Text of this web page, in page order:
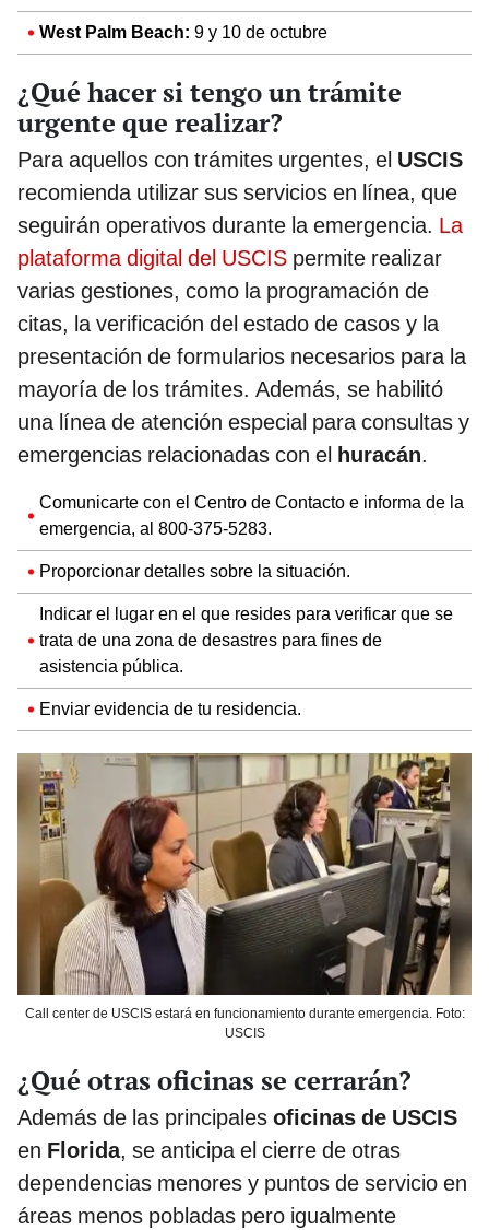
West Palm Beach: 9 y 10 de octubre
¿Qué hacer si tengo un trámite
urgente que realizar?
Para aquellos con trámites urgentes, el USCIS
recomienda utilizar sus servicios en línea, que
seguirán operativos durante la emergencia. La
plataforma digital del USCIS permite realizar
varias gestiones, como la programación de
citas, la verificación del estado de casos y la
presentación de formularios necesarios para la
mayoría de los trámites. Además, se habilitó
una línea de atención especial para consultas y
emergencias relacionadas con el huracán.
Comunicarte con el Centro de Contacto e informa de la
emergencia, al 800-375-5283.
Proporcionar detalles sobre la situación.
Indicar el lugar en el que resides para verificar que se
trata de una zona de desastres para fines de
asistencia pública.
Enviar evidencia de tu residencia.
Call center de USCIS estará en funcionamiento durante emergencia. Foto:
USCIS
¿Qué otras oficinas se cerrarán?
Además de las principales oficinas de USCIS
en Florida, se anticipa el cierre de otras
dependencias menores y puntos de servicio en
áreas menos pobladas pero igualmente